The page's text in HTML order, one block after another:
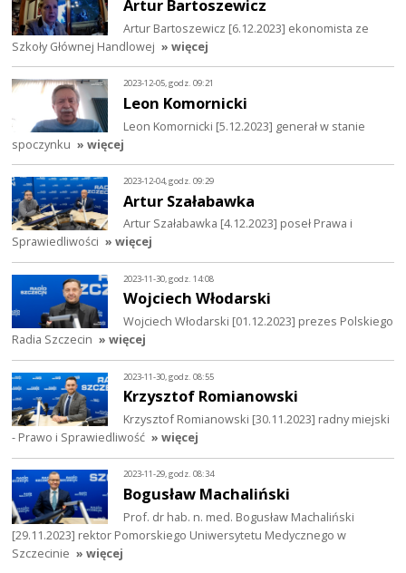
Artur Bartoszewicz
Artur Bartoszewicz [6.12.2023] ekonomista ze
Szkoły Głównej Handlowej » więcej
2023-12-05, godz. 09:21
Leon Komornicki
Leon Komornicki [5.12.2023] generał w stanie
spoczynku » więcej
2023-12-04, godz. 09:29
Artur Szałabawka
Artur Szałabawka [4.12.2023] poseł Prawa i
Sprawiedliwości » więcej
2023-11-30, godz. 14:08
Wojciech Włodarski
Wojciech Włodarski [01.12.2023] prezes Polskiego
Radia Szczecin » więcej
2023-11-30, godz. 08:55
Krzysztof Romianowski
Krzysztof Romianowski [30.11.2023] radny miejski
- Prawo i Sprawiedliwość » więcej
2023-11-29, godz. 08:34
Bogusław Machaliński
Prof. dr hab. n. med. Bogusław Machaliński
[29.11.2023] rektor Pomorskiego Uniwersytetu Medycznego w
Szczecinie » więcej